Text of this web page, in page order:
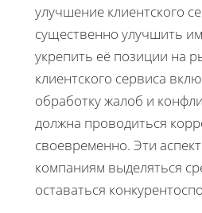
улучшение клиентского
существенно улучшить
укрепить её позиции на
клиентского сервиса
обработку жалоб и
должна проводиться
своевременно. Эти
компаниям выделяться
оставаться